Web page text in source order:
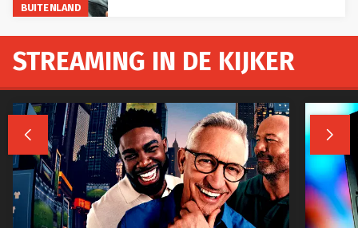
BUITENLAND
STREAMING IN DE KIJKER
 